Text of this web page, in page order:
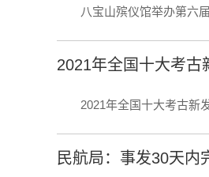
八宝山殡仪馆举办第六届
2021年全国十大考古
2021年全国十大考古新发
民航局：事发30天内